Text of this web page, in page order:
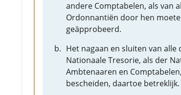
andere Comptabelen, als van
Ordonnantiën door hen
geäpprobeerd.
Het nagaan en sluiten van alle
Nationaale Tresorie, als der
Ambtenaaren en
bescheiden, daartoe betreklijk.